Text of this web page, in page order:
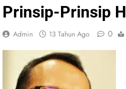
Prinsip-Prinsip
Admin 13 Tahun Ago 0